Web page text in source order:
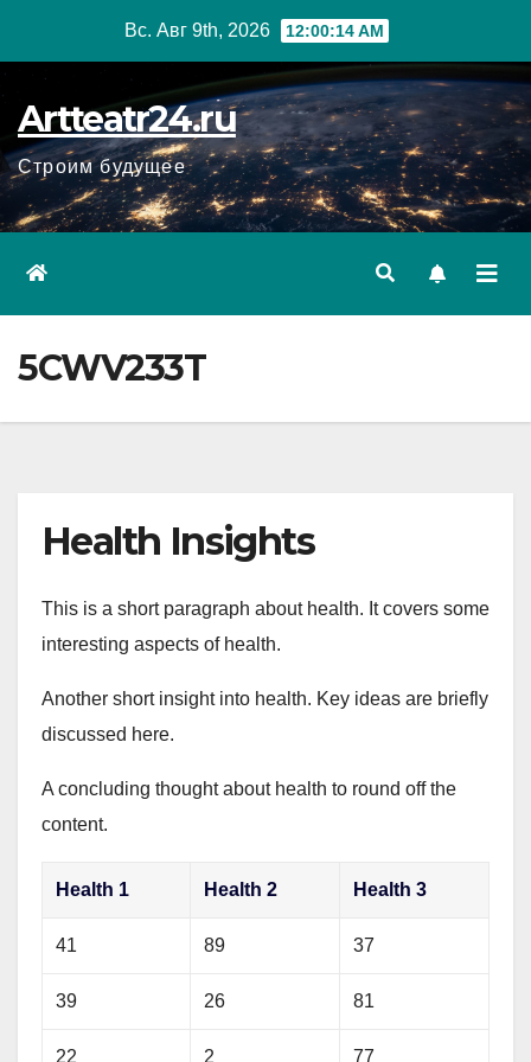
Вс. Авг 9th, 2026 12:00:15 AM
Artteatr24.ru
Строим будущее
5CWV233T
Health Insights
This is a short paragraph about health. It covers some
interesting aspects of health.
Another short insight into health. Key ideas are briefly
discussed here.
A concluding thought about health to round off the
content.
Health 1 Health 2 Health 3
41 89 37
39 26 81
22 2 77